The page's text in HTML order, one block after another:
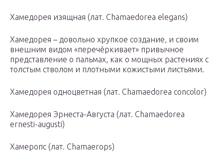
Хамедорея изящная (лат. Chamaedorea elegans)
Хамедорея – довольно хрупкое создание, и своим
внешним видом «перечёркивает» привычное
представление о пальмах, как о мощных растениях с
толстым стволом и плотными кожистыми листьями.
Хамедорея одноцветная (лат. Chamaedorea concolor)
Хамедорея Эрнеста-Августа (лат. Chamaedorea
ernesti-augusti)
Хамеропс (лат. Chamaerops)